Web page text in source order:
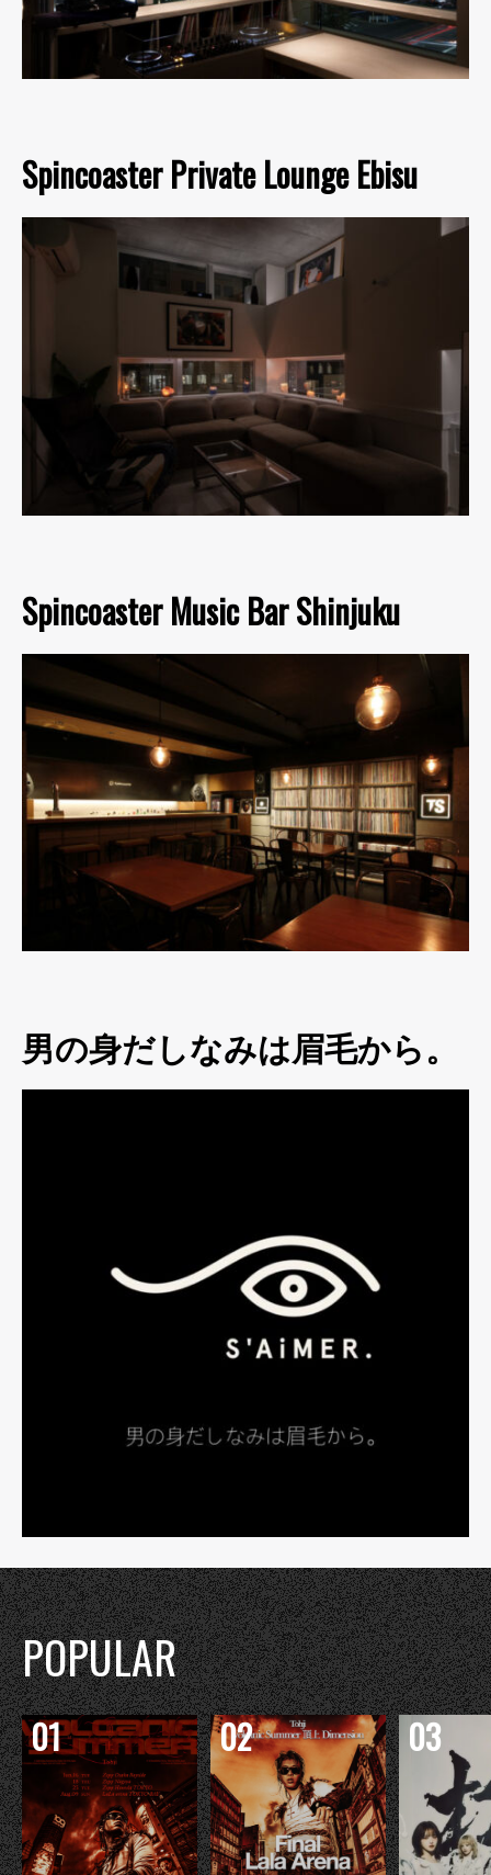
Spincoaster Private Lounge Ebisu
Spincoaster Music Bar Shinjuku
男の身だしなみは眉毛から。
POPULAR